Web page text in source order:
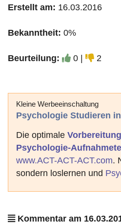
Erstellt am: 16.03.2016
Bekanntheit: 0%
Beurteilung: 0 | 2
Kleine Werbeeinschaltung
Psychologie Studieren
Die optimale
Psychologie-
www.ACT-ACT-ACT.com.
sondern loslernen und
Kommentar am